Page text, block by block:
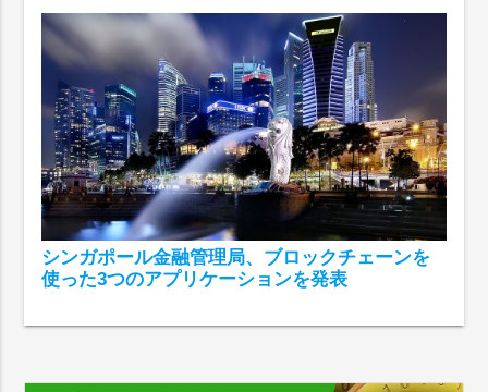
シンガポール金融管理局、ブロックチェーンを
使った3つのアプリケーションを発表